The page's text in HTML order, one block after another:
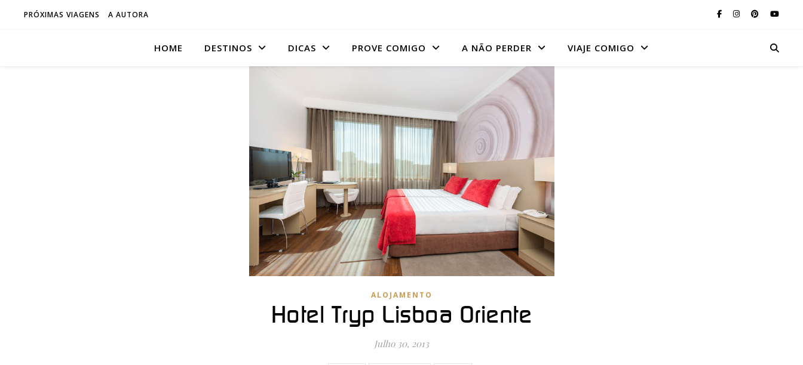
PRÓXIMAS VIAGENS A AUTORA
HOME DESTINOS DICAS PROVE COMIGO A NÃO PERDER VIAJE COMIGO
ALOJAMENTO
Hotel Tryp Lisboa Oriente
Julho 30, 2013